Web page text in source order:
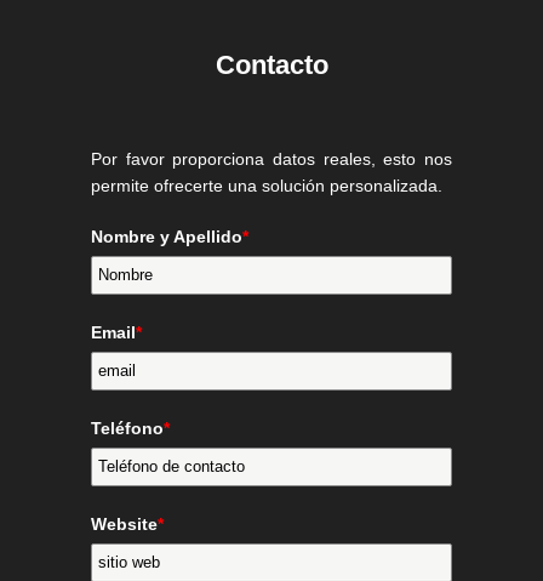
Contacto
Por favor proporciona datos reales, esto nos
permite ofrecerte una solución personalizada.
Nombre y Apellido*
Email*
Teléfono*
Website*